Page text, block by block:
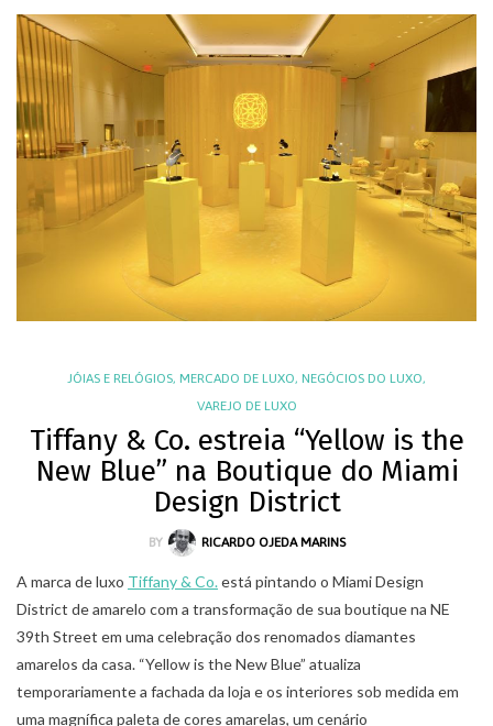
JÓIAS E RELÓGIOS, MERCADO DE LUXO, NEGÓCIOS DO LUXO,
VAREJO DE LUXO
Tiffany & Co. estreia “Yellow is the
New Blue” na Boutique do Miami
Design District
BY RICARDO OJEDA MARINS
A marca de luxo Tiffany & Co.está pintando o Miami Design
District de amarelo com a transformação de sua boutique na NE
39th Street em uma celebração dos renomados diamantes
amarelos da casa. “Yellow is the New Blue” atualiza
temporariamente a fachada da loja e os interiores sob medida em
uma magnífica paleta de cores amarelas, um cenário